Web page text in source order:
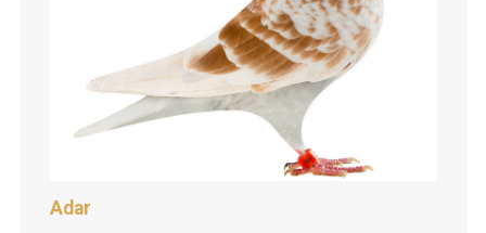
Adar